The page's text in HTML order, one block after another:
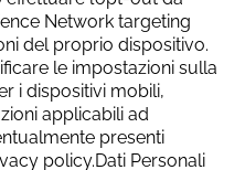
Network targeting
del proprio dispositivo.
le impostazioni sulla
i dispositivi mobili,
applicabili ad
presenti
policy.Dati Personali